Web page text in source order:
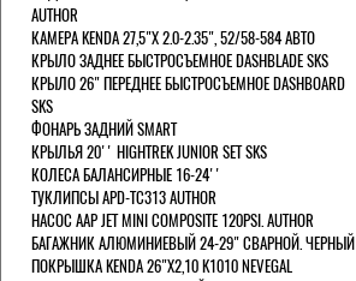
AUTHOR
КАМЕРА KENDA 27,5"Х 2.0-2.35", 52/58-584 АВТО
КРЫЛО ЗАДНЕЕ БЫСТРОСЪЕМНОЕ DASHBLADE SKS
КРЫЛО 26" ПЕРЕДНЕЕ БЫСТРОСЪЕМНОЕ DASHBOARD
SKS
ФОНАРЬ ЗАДНИЙ SMART
КРЫЛЬЯ 20'' HIGHTREK JUNIOR SET SKS
КОЛЕСА БАЛАНСИРНЫЕ 16-24''
ТУКЛИПСЫ APD-TC313 AUTHOR
НАСОС AAP JET MINI COMPOSITE 120PSI. AUTHOR
БАГАЖНИК АЛЮМИНИЕВЫЙ 24-29" СВАРНОЙ. ЧЕРНЫЙ
ПОКРЫШКА KENDA 26"Х2,10 K1010 NEVEGAL